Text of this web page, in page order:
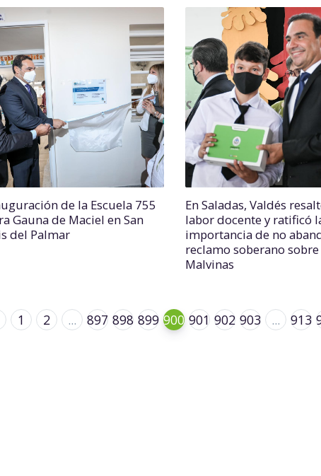
de la Escuela 755
Gauna de Maciel en San
del Palmar
En Saladas, Valdés
labor docente y ratificó
importancia de no
reclamo soberano sobre
Malvinas
1 2 ... 897 898 899 900 901 902 903 ... 913